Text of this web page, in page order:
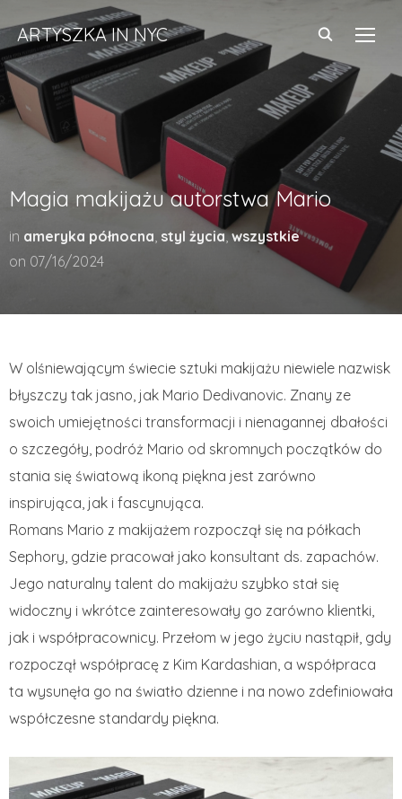
ARTYSZKA IN NYC
Magia makijażu autorstwa Mario
in ameryka północna, styl życia,wszystkie
on 07/16/2024
W olśniewającym świecie sztuki makijażu niewiele nazwisk
błyszczy tak jasno, jak Mario Dedivanovic. Znany ze
swoich umiejętności transformacji i nienagannej dbałości
o szczegóły, podróż Mario od skromnych początków do
stania się światową ikoną piękna jest zarówno
inspirująca, jak i fascynująca.
Romans Mario z makijażem rozpoczął się na półkach
Sephory, gdzie pracował jako konsultant ds. zapachów.
Jego naturalny talent do makijażu szybko stał się
widoczny i wkrótce zainteresowały go zarówno klientki,
jak i współpracownicy. Przełom w jego życiu nastąpił, gdy
rozpoczął współpracę z Kim Kardashian, a współpraca
ta wysunęła go na światło dzienne i na nowo zdefiniowała
współczesne standardy piękna.